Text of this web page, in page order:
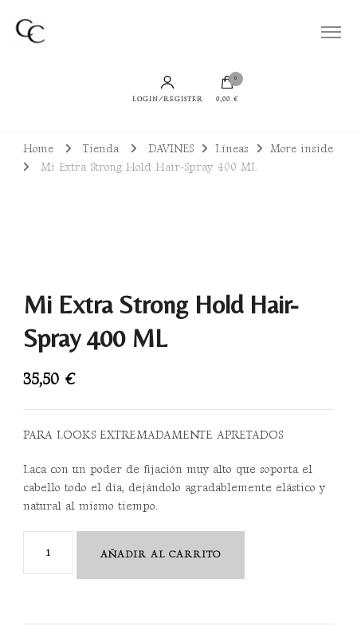
Cuidamos de tu Cabello
Todo lo que necesitas para lucir un cabello bien cuidado, sano y con productos
sostenibles
LOGIN/REGISTER
0
0,00 €
Home Tienda DAVINES Líneas
More inside
Mi Extra Strong Hold Hair-Spray 400 ML
Mi Extra Strong Hold Hair-
Spray 400 ML
35,50 €
PARA LOOKS EXTREMADAMENTE APRETADOS
Laca con un poder de fijación muy alto que soporta el
cabello todo el día, dejándolo agradablemente elástico y
natural al mismo tiempo.
AÑADIR AL CARRITO